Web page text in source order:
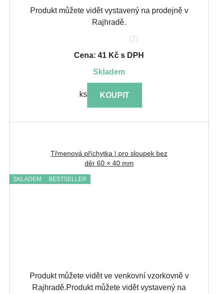
Produkt můžete vidět vystavený na prodejně v
Rajhradě.
(2)
Cena: 41 Kč s DPH
skladem
ks KOUPIT
Třmenová příchytka | pro sloupek bez
děr 60 × 40 mm
SKLADEM BESTSELLER
Produkt můžete vidět ve venkovní vzorkovně v
Rajhradě.Produkt můžete vidět vystavený na